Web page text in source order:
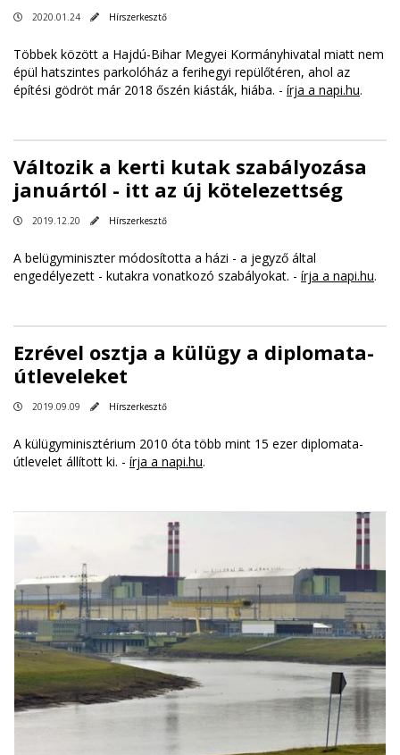
2020.01.24 Hírszerkesztő
Többek között a Hajdú-Bihar Megyei Kormányhivatal miatt nem
épül hatszintes parkolóház a ferihegyi repülőtéren, ahol az
építési gödröt már 2018 őszén kiásták, hiába. - írja a napi.hu.
Változik a kerti kutak szabályozása
januártól - itt az új kötelezettség
2019.12.20 Hírszerkesztő
A belügyminiszter módosította a házi - a jegyző által
engedélyezett - kutakra vonatkozó szabályokat. - írja a napi.hu.
Ezrével osztja a külügy a diplomata-
útleveleket
2019.09.09 Hírszerkesztő
A külügyminisztérium 2010 óta több mint 15 ezer diplomata-
útlevelet állított ki. - írja a napi.hu.